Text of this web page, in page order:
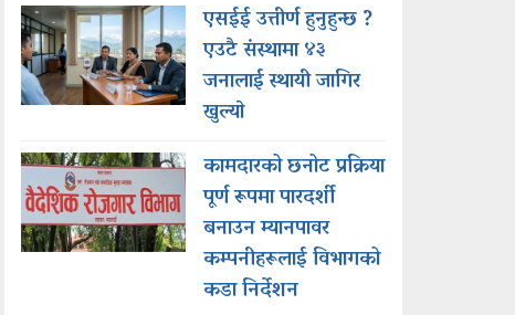
एसईई उत्तीर्ण हुनुहुन्छ ?
एउटै संस्थामा ४३
जनालाई स्थायी जागिर
खुल्याे
कामदारको छनोट प्रक्रिया
पूर्ण रूपमा पारदर्शी
बनाउन म्यानपावर
कम्पनीहरूलाई विभागको
कडा निर्देशन